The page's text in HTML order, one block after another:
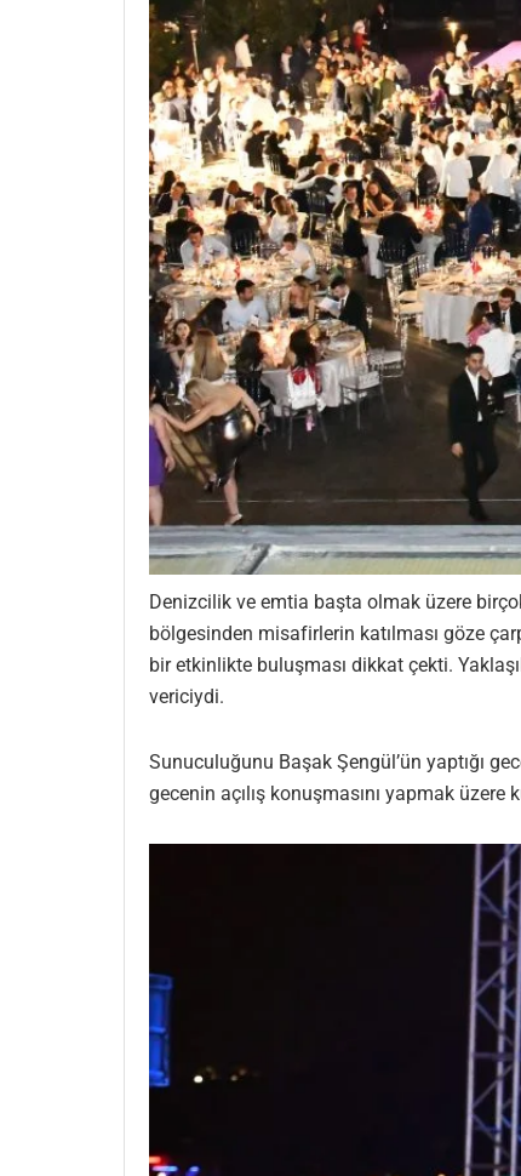
Denizcilik ve emtia başta olmak üzere
bölgesinden misafirlerin katılması göze
bir etkinlikte buluşması dikkat çekti.
vericiydi.
Sunuculuğunu Başak Şengül’ün yaptığı
gecenin açılış konuşmasını yapmak üzere